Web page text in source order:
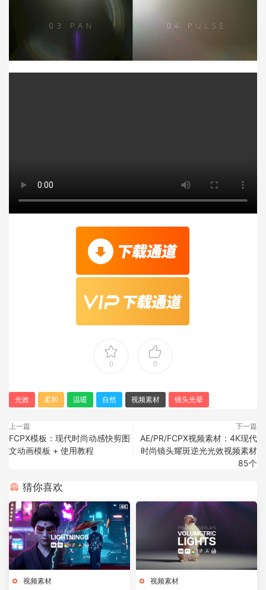
0 0
光效 柔和 温暖 自然 视频素材 镜头光晕
上一篇
FCPX模板：现代时尚动感快剪图
文动画模板 + 使用教程
下一篇
AE/PR/FCPX视频素材：4K现代
时尚镜头耀斑逆光光效视频素材
85个
猜你喜欢
视频素材 视频素材